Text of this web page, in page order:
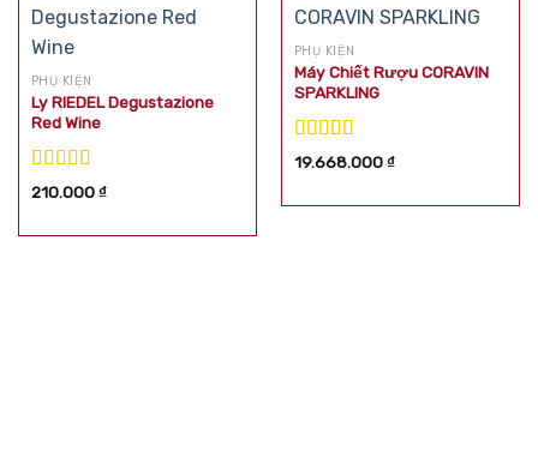
PHỤ KIỆN
Ly RIEDEL Degustazione
Red Wine
Được xếp
210.000₫
PHỤ KIỆN
Máy Chiết Rượu CORAVIN
SPARKLING
Được xếp
19.668.000₫